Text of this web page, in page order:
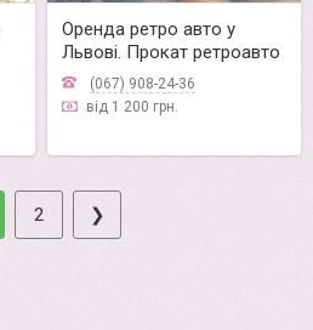
Оренда ретро авто у
Львові. Прокат ретроавто
Волга(067) 908-24-36
від 1 200 грн.
2 ❯